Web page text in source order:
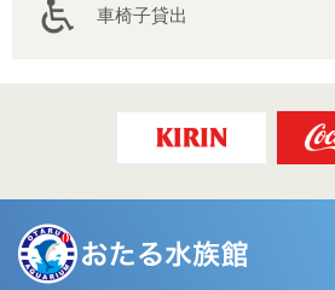
車椅子貸出